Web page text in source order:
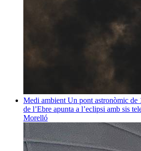
Medi ambient Un pont astronòmic de
de l’Ebre apunta a l’eclipsi amb sis
Morelló